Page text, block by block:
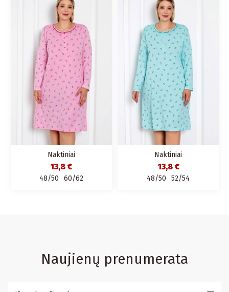
Naktiniai
13,8 €
48/50 60/62
Naktiniai
13,8 €
48/50 52/54
Naujienų prenumerata